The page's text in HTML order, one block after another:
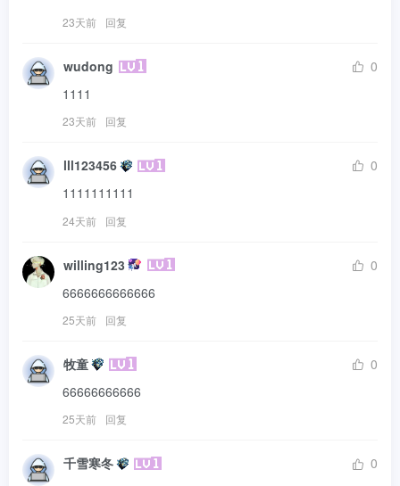
23天前 回复
wudong
0
1111
23天前 回复
lll123456
0
1111111111
24天前 回复
willing123
0
6666666666666
25天前 回复
牧童
0
66666666666
25天前 回复
千雪寒冬
0